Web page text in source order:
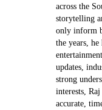
across the
storytelling
only inform
the years,
updates,
strong
interests,
accurate,